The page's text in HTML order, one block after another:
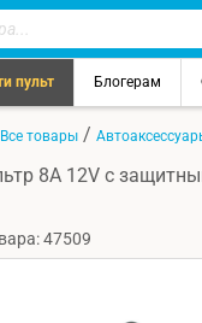
пульт Блогерам
Все товары /
8А 12V с
47509